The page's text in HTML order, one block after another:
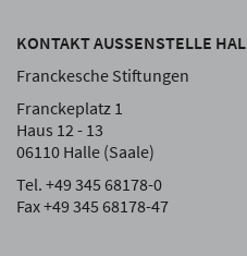
KONTAKT AUSSENSTELLE
Franckesche Stiftungen
Franckeplatz 1
Haus 12 - 13
06110 Halle (Saale)
Tel. +49 345 68178-0
Fax +49 345 68178-47